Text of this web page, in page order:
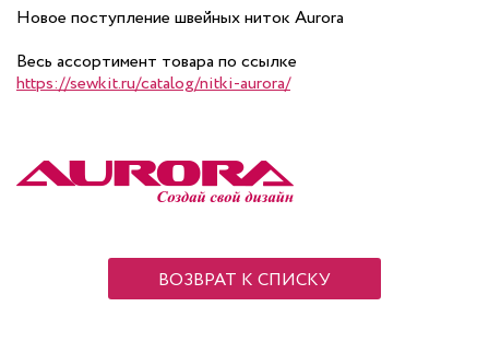
Новое поступление швейных ниток Aurora
Весь ассортимент товара по ссылке
https://sewkit.ru/catalog/nitki-aurora/
ВОЗВРАТ К СПИСКУ